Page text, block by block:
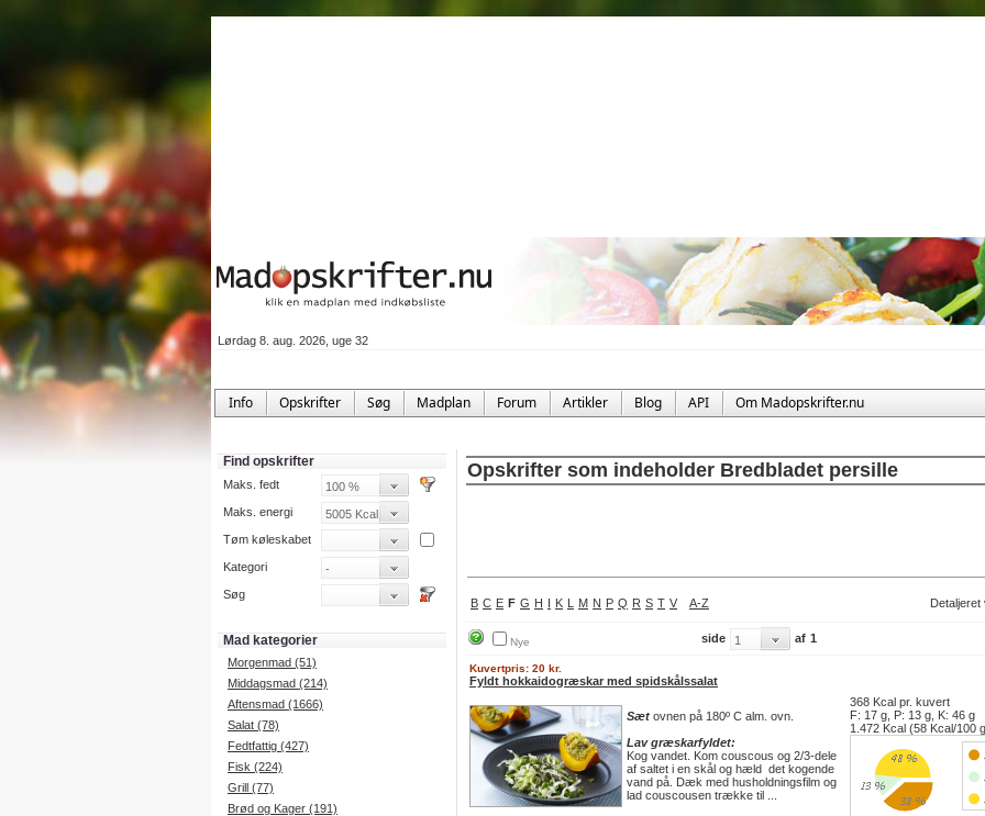
Lørdag 8. aug. 2026, uge 32
Info Opskrifter Søg Madplan Forum Artikler Blog API Om Madopskrifter.nu
Find opskrifter
Maks. fedt
Maks. energi
Tøm køleskabet
Kategori
Søg
Mad kategorier
Morgenmad (51)
Middagsmad (214)
Aftensmad (1666)
Salat (78)
Fedtfattig (427)
Fisk (224)
Grill (77)
Brød og Kager (191)
Opskrifter som indeholder Bredbladet persille
B C E F G H I K L M N P Q R S T V A-Z Detaljeret
Nye side af 1
Kuvertpris: 20 kr.
Fyldt hokkaidogræskar med spidskålssalat
Sæt ovnen på 180º C alm. ovn.
Lav græskarfyldet:
Kog vandet. Kom couscous og 2/3-dele
af saltet i en skål og hæld det kogende
vand på. Dæk med husholdningsfilm og
lad couscousen trække til ...
368 Kcal pr. kuvert
F: 17 g, P: 13 g, K: 46 g
1.472 Kcal (58 Kcal/100